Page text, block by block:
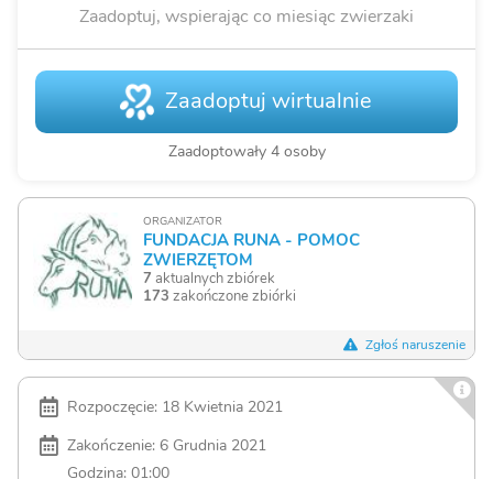
Zaadoptuj, wspierając co miesiąc zwierzaki
Zaadoptuj wirtualnie
Zaadoptowały 4 osoby
ORGANIZATOR
FUNDACJA RUNA - POMOC
ZWIERZĘTOM
7 aktualnych zbiórek
173 zakończone zbiórki
Zgłoś naruszenie
Rozpoczęcie: 18 Kwietnia 2021
Zakończenie: 6 Grudnia 2021
Godzina: 01:00